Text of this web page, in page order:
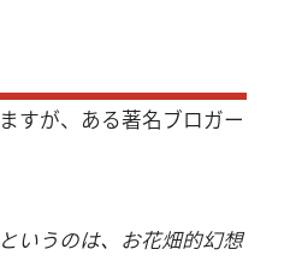
すが、ある著名ブロガー
いうのは、お花畑的幻想